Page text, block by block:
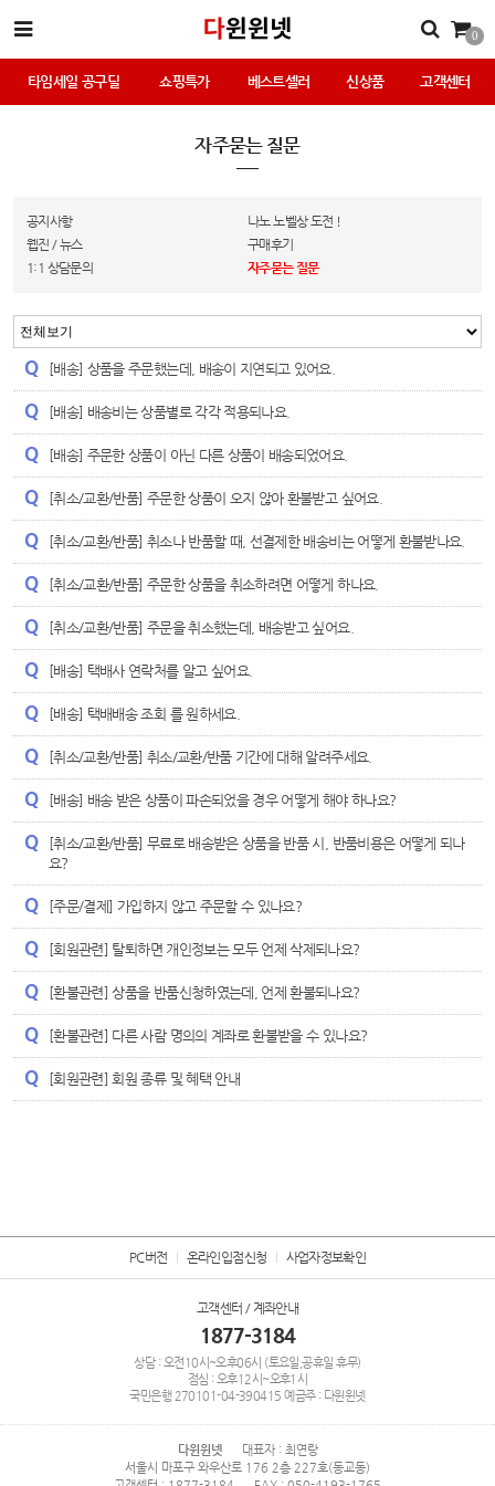
0
타임세일 공구딜 쇼핑특가 베스트셀러 신상품 고객센터
자주묻는 질문
공지사항
나노 노벨상 도전 !
웹진 / 뉴스
구매후기
1:1 상담문의
자주묻는 질문
[배송] 상품을 주문했는데, 배송이 지연되고 있어요.
[배송] 배송비는 상품별로 각각 적용되나요.
[배송] 주문한 상품이 아닌 다른 상품이 배송되었어요.
[취소/교환/반품] 주문한 상품이 오지 않아 환불받고 싶어요.
[취소/교환/반품] 취소나 반품할 때, 선결제한 배송비는 어떻게 환불받나요.
[취소/교환/반품] 주문한 상품을 취소하려면 어떻게 하나요.
[취소/교환/반품] 주문을 취소했는데, 배송받고 싶어요.
[배송] 택배사 연락처를 알고 싶어요.
[배송] 택배배송 조회 를 원하세요.
[취소/교환/반품] 취소/교환/반품 기간에 대해 알려주세요.
[배송] 배송 받은 상품이 파손되었을 경우 어떻게 해야 하나요?
[취소/교환/반품] 무료로 배송받은 상품을 반품 시, 반품비용은 어떻게 되나
요?
[주문/결제] 가입하지 않고 주문할 수 있나요?
[회원관련] 탈퇴하면 개인정보는 모두 언제 삭제되나요?
[환불관련] 상품을 반품신청하였는데, 언제 환불되나요?
[환불관련] 다른 사람 명의의 계좌로 환불받을 수 있나요?
[회원관련] 회원 종류 및 혜택 안내
PC버전 온라인입점신청 사업자정보확인
고객센터 / 계좌안내
1877-3184
상담 : 오전10시~오후06시 (토요일,공휴일 휴무)
점심 : 오후12시~오후1시
국민은행 270101-04-390415 예금주 : 다윈윈넷
다윈윈넷
대표자 : 최연랑
서울시 마포구 와우산로 176 2층 227호(동교동)